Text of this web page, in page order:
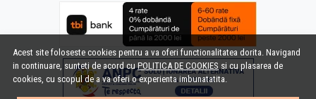
Acest site foloseste cookies pentru a va oferi functionalitatea dorita. Navigand
in continuare, sunteti de acord cuPOLITICA DE COOKIES si cu plasarea de
cookies, cu scopul de a va oferi o experienta imbunatatita.